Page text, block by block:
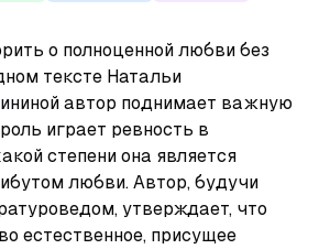
о полноценной любви без
тексте Натальи
автор поднимает важную
играет ревность в
степени она является
любви. Автор, будучи
утверждает, что
естественное, присущее